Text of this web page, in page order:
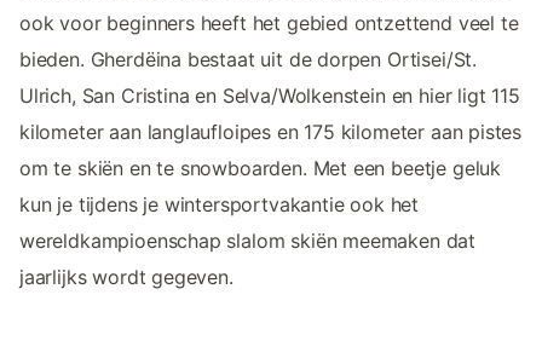
ook voor beginners heeft het gebied ontzettend veel te
bieden. Gherdëina bestaat uit de dorpen Ortisei/St.
Ulrich, San Cristina en Selva/Wolkenstein en hier ligt 115
kilometer aan langlaufloipes en 175 kilometer aan pistes
om te skiën en te snowboarden. Met een beetje geluk
kun je tijdens je wintersportvakantie ook het
wereldkampioenschap slalom skiën meemaken dat
jaarlijks wordt gegeven.